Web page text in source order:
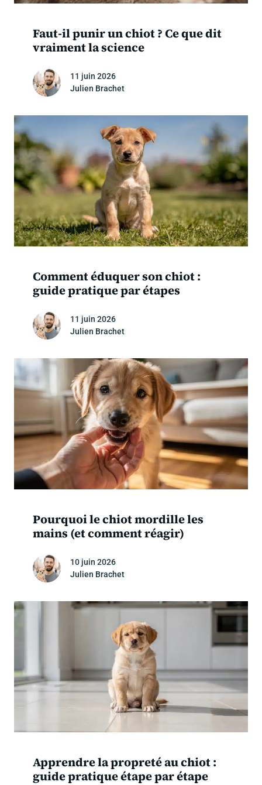
Faut-il punir un chiot ? Ce que dit
vraiment la science
11 juin 2026
Julien Brachet
Comment éduquer son chiot :
guide pratique par étapes
11 juin 2026
Julien Brachet
Pourquoi le chiot mordille les
mains (et comment réagir)
10 juin 2026
Julien Brachet
Apprendre la propreté au chiot :
guide pratique étape par étape